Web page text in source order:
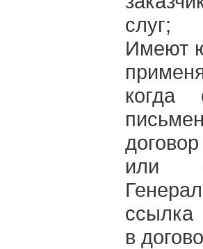
слуг;
Имеют
или
ссылка
в